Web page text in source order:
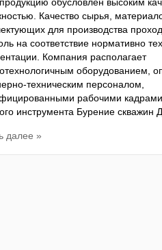
Качество сырья,
для производства
на соответствие нормативно
Компания располагает
оборудованием,
техническим персоналом,
рабочими
инструмента Бурение скважин
далее »